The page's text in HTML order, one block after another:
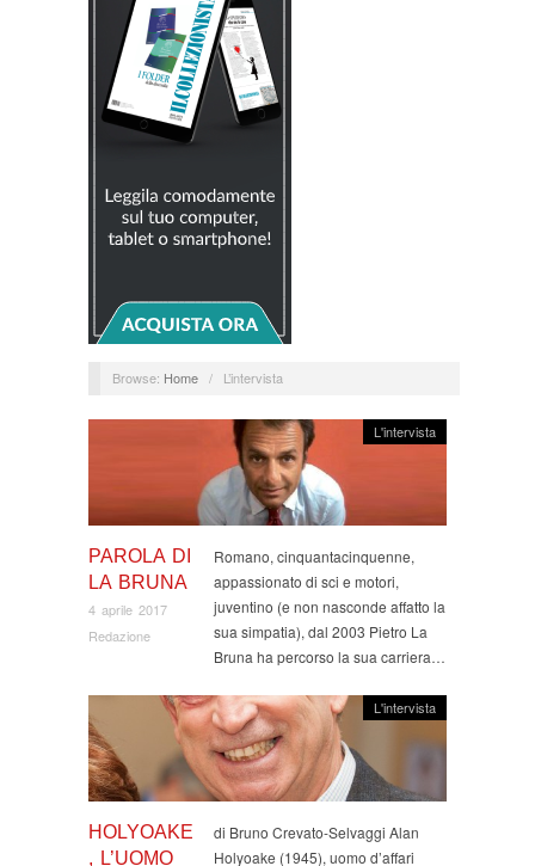
Browse: Home / L’intervista
PAROLA DI
LA BRUNA
4 aprile 2017
Redazione
L'intervista
Romano, cinquantacinquenne,
appassionato di sci e motori,
juventino (e non nasconde affatto la
sua simpatia), dal 2003 Pietro La
Bruna ha percorso la sua carriera…
HOLYOAKE
, L’UOMO
L'intervista
di Bruno Crevato-Selvaggi Alan
Holyoake (1945), uomo d’affari